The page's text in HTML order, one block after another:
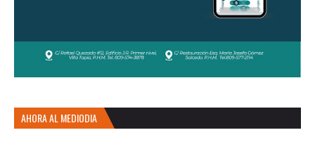
AHORA AL MEDIODIA